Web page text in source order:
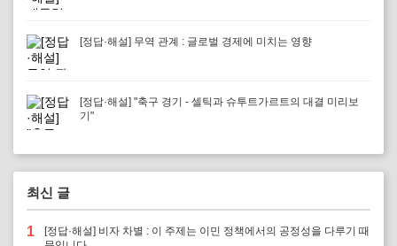
[정답·해설] 무역 관계 : 글로벌 경제에 미치는 영향
[정답·해설] "축구 경기 - 셀틱과 슈투트가르트의 대결 미리보
기"
최신 글
1
[정답·해설] 비자 차별 : 이 주제는 이민 정책에서의 공정성을 다루기 때